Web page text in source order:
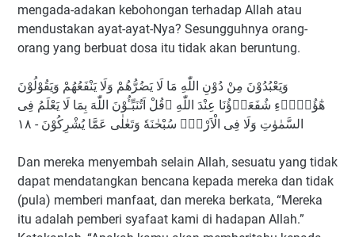
mengada-adakan kebohongan terhadap Allah atau
mendustakan ayat-ayat-Nya? Sesungguhnya orang-
orang yang berbuat dosa itu tidak akan beruntung.
وَيَعْبُدُوْنَ مِنْ دُوْنِ اللّٰهِ مَا لَا يَضُرُّهُمْ وَلَا يَنْفَعُهُمْ وَيَقُوْلُوْنَ
هٰٓؤُلَاۤءِ شُفَعَاۤؤُنَا عِنْدَ اللّٰهِ ۗقُلْ اَتُنَبِّـُٔوْنَ اللّٰهَ بِمَا لَا يَعْلَمُ فِى
السَّمٰوٰتِ وَلَا فِى الْاَرْضِۗ سُبْحٰنَهٗ وَتَعٰلٰى عَمَّا يُشْرِكُوْنَ - ١٨
Dan mereka menyembah selain Allah, sesuatu yang tidak
dapat mendatangkan bencana kepada mereka dan tidak
(pula) memberi manfaat, dan mereka berkata, “Mereka
itu adalah pemberi syafaat kami di hadapan Allah.”